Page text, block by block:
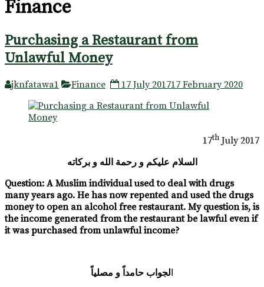
Finance
Purchasing a Restaurant from
Unlawful Money
jknfatawa1 Finance 17 July 201717 February 2020
17th July 2017
السلام عليكم و رحمة الله و بركاته
Question: A Muslim individual used to deal with drugs
many years ago. He has now repented and used the drugs
money to open an alcohol free restaurant. My question is, is
the income generated from the restaurant be lawful even if
it was purchased from unlawful income?
الجواب حامداً و مصلياً